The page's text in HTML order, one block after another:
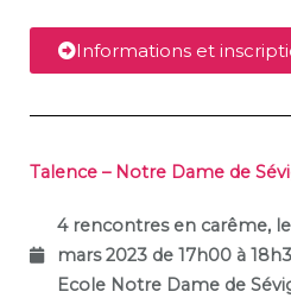
Informations et
Talence – Notre Dame de
4 rencontres en carême,
mars 2023 de 17h00 à
Ecole Notre Dame de